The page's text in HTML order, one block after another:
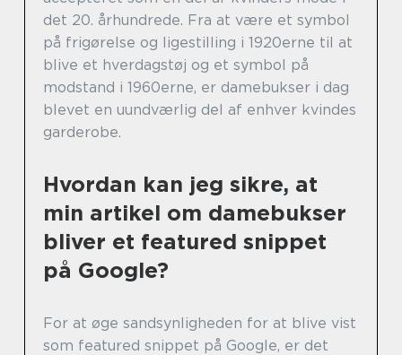
det 20. århundrede. Fra at være et symbol
på frigørelse og ligestilling i 1920erne til at
blive et hverdagstøj og et symbol på
modstand i 1960erne, er damebukser i dag
blevet en uundværlig del af enhver kvindes
garderobe.
Hvordan kan jeg sikre, at
min artikel om damebukser
bliver et featured snippet
på Google?
For at øge sandsynligheden for at blive vist
som featured snippet på Google, er det